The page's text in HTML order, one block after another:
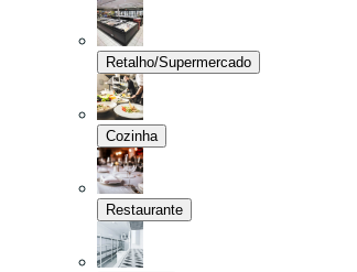
Retalho/Supermercado
Cozinha
Restaurante